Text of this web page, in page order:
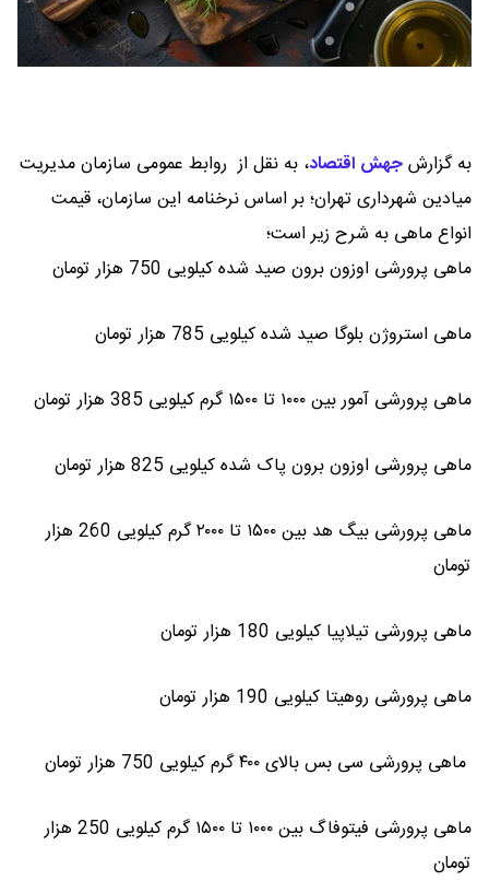
به گزارشجهش اقتصاد، به نقل از روابط عمومی سازمان مدیریت
میادین شهرداری تهران؛ بر اساس نرخنامه این سازمان، قیمت
انواع ماهی به شرح زیر است؛
ماهی پرورشی اوزون برون صید شده کیلویی 750 هزار تومان
ماهی استروژن بلوگا صید شده کیلویی 785 هزار تومان
ماهی پرورشی آمور بین ۱۰۰۰ تا ۱۵۰۰ گرم کیلویی 385 هزار تومان
ماهی پرورشی اوزون برون پاک شده کیلویی 825 هزار تومان
ماهی پرورشی بیگ هد بین ۱۵۰۰ تا ۲۰۰۰ گرم کیلویی 260 هزار
تومان
ماهی پرورشی تیلاپیا کیلویی 180 هزار تومان
ماهی پرورشی روهیتا کیلویی 190 هزار تومان
ماهی پرورشی سی بس بالای ۴۰۰ گرم کیلویی 750 هزار تومان
ماهی پرورشی فیتوفاگ بین ۱۰۰۰ تا ۱۵۰۰ گرم کیلویی 250 هزار
تومان